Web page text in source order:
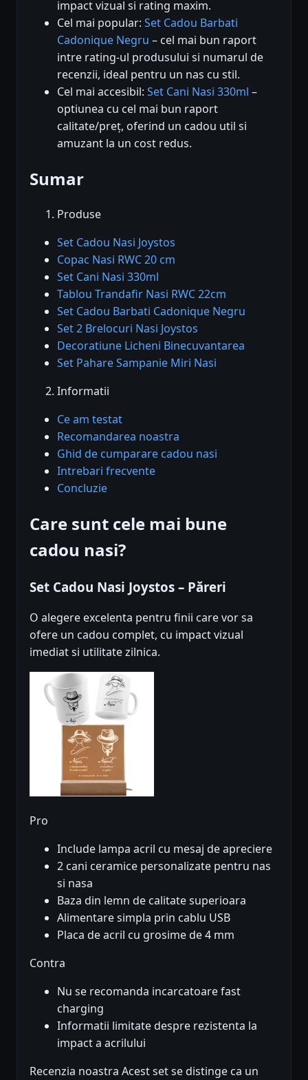
impact vizual si rating maxim.
Cel mai popular: Set Cadou Barbati
Cadonique Negru – cel mai bun raport
intre rating-ul produsului si numarul de
recenzii, ideal pentru un nas cu stil.
Cel mai accesibil: Set Cani Nasi 330ml –
optiunea cu cel mai bun raport
calitate/preț, oferind un cadou util si
amuzant la un cost redus.
Sumar
Produse
Set Cadou Nasi Joystos
Copac Nasi RWC 20 cm
Set Cani Nasi 330ml
Tablou Trandafir Nasi RWC 22cm
Set Cadou Barbati Cadonique Negru
Set 2 Brelocuri Nasi Joystos
Decoratiune Licheni Binecuvantarea
Set Pahare Sampanie Miri Nasi
Informatii
Ce am testat
Recomandarea noastra
Ghid de cumparare cadou nasi
Intrebari frecvente
Concluzie
Care sunt cele mai bune
cadou nasi?
Set Cadou Nasi Joystos – Păreri
O alegere excelenta pentru finii care vor sa
ofere un cadou complet, cu impact vizual
imediat si utilitate zilnica.
Pro
Include lampa acril cu mesaj de apreciere
2 cani ceramice personalizate pentru nas
si nasa
Baza din lemn de calitate superioara
Alimentare simpla prin cablu USB
Placa de acril cu grosime de 4 mm
Contra
Nu se recomanda incarcatoare fast
charging
Informatii limitate despre rezistenta la
impact a acrilului
Recenzia noastra Acest set se distinge ca un